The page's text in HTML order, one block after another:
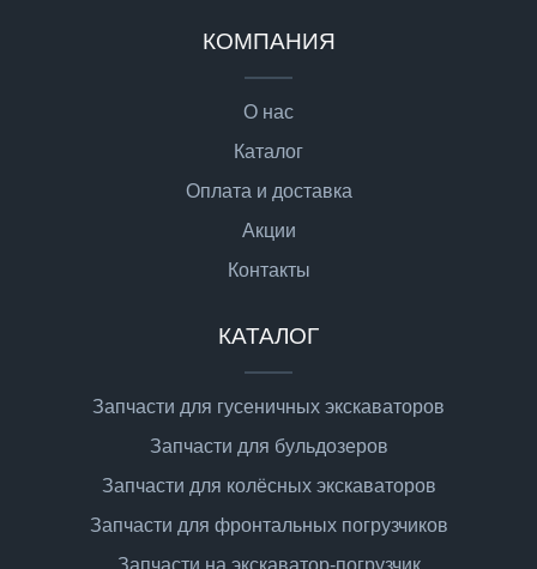
КОМПАНИЯ
О нас
Каталог
Оплата и доставка
Акции
Контакты
КАТАЛОГ
Запчасти для гусеничных экскаваторов
Запчасти для бульдозеров
Запчасти для колёсных экскаваторов
Запчасти для фронтальных погрузчиков